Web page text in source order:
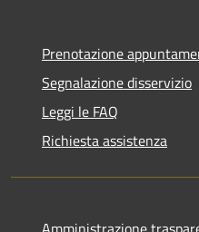
Prenotazione
Segnalazione disservizio
Leggi le FAQ
Richiesta assistenza